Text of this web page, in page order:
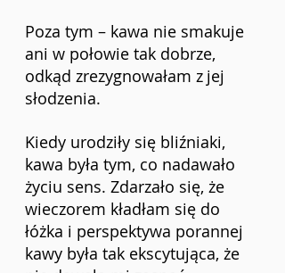
Poza tym – kawa nie smakuje
ani w połowie tak dobrze,
odkąd zrezygnowałam z jej
słodzenia.
Kiedy urodziły się bliźniaki,
kawa była tym, co nadawało
życiu sens. Zdarzało się, że
wieczorem kładłam się do
łóżka i perspektywa porannej
kawy była tak ekscytująca, że